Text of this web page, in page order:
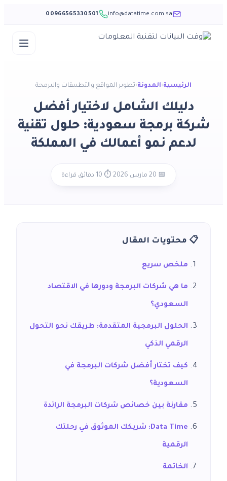
info@datatime.com.sa
00966565330501
الرئيسية›المدونة›تطوير المواقع والتطبيقات والبرمجة
دليلك الشامل لاختيار أفضل
شركة برمجة سعودية: حلول تقنية
لدعم نمو أعمالك في المملكة
📅 20 مارس 2026 ·⏱️ 10 دقائق قراءة
📋 محتويات المقال
ملخص سريع
ما هي شركات البرمجة ودورها في الاقتصاد
السعودي؟
الحلول البرمجية المتقدمة: طريقك نحو التحول
الرقمي الذكي
كيف تختار أفضل شركات البرمجة في
السعودية؟
مقارنة بين خصائص شركات البرمجة الرائدة
Data Time: شريكك الموثوق في رحلتك
الرقمية
الخاتمة